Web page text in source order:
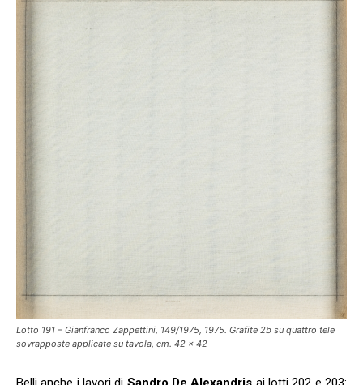
Lotto 191 – Gianfranco Zappettini, 149/1975, 1975. Grafite 2b su quattro tele
sovrapposte applicate su tavola, cm. 42 x 42